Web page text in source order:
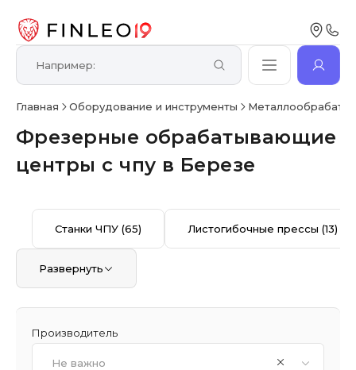
Главная Оборудование и инструменты
Фрезерные обрабатывающие
центры с чпу в Березе
Станки ЧПУ(65) Листогибочные прессы(13)
Развернуть
Производитель
Не важно